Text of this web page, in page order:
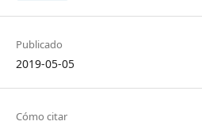
Publicado
2019-05-05
Cómo citar